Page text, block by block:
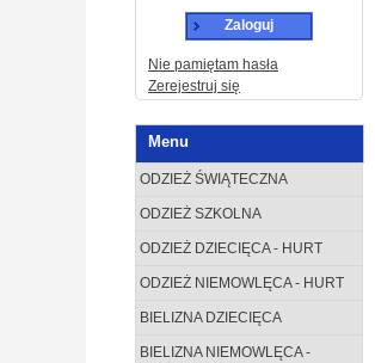
Zaloguj
Nie pamiętam hasła
Zerejestruj się
Menu
ODZIEŻ ŚWIĄTECZNA
ODZIEŻ SZKOLNA
ODZIEŻ DZIECIĘCA - HURT
ODZIEŻ NIEMOWLĘCA - HURT
BIELIZNA DZIECIĘCA
BIELIZNA NIEMOWLĘCA -